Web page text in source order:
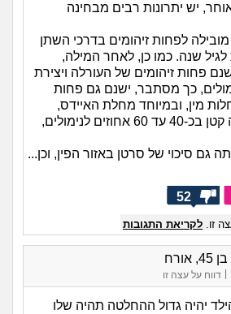
יש יתרונות רבים מבחינה
לפחות זיהומים בדרכי השתן
שנה. כמו כן, לאחר המילה,
פחות זיהומים של העורלה ויצירת
כך מסתבר, ישנם גם פחות
מין, ובמיוחד מחלת האיידס,
שהסיכוי להידבק בה קטן בכ-40 עד 60 אחוזים לנימולים,
גם סיכוי של סרטן באזור הפין, וכן...
52
זו. לקריאת התגובות
דווח על עצה זו
יהיה גדול ההחלטה תהיה שלו